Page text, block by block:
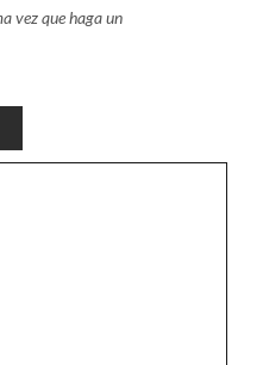
vez que haga un